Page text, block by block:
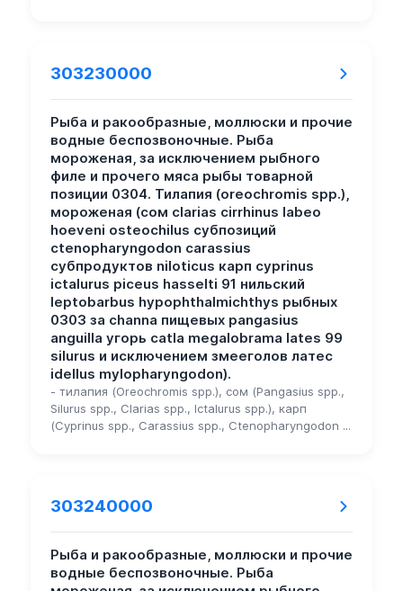
303230000
Рыба и ракообразные, моллюски и прочие
водные беспозвоночные. Рыба
мороженая, за исключением рыбного
филе и прочего мяса рыбы товарной
позиции 0304. Тилапия (oreochromis spp.),
мороженая (сом clarias cirrhinus labeo
hoeveni osteochilus субпозиций
ctenopharyngodon carassius
субпродуктов niloticus карп cyprinus
ictalurus piceus hasselti 91 нильский
leptobarbus hypophthalmichthys рыбных
0303 за channa пищевых pangasius
anguilla угорь catla megalobrama lates 99
silurus и исключением змееголов латес
idellus mylopharyngodon).
- тилапия (Oreochromis spp.), сом (Pangasius spp.,
Silurus spp., Clarias spp., Ictalurus spp.), карп
(Cyprinus spp., Carassius spp., Ctenopharyngodon ...
303240000
Рыба и ракообразные, моллюски и прочие
водные беспозвоночные. Рыба